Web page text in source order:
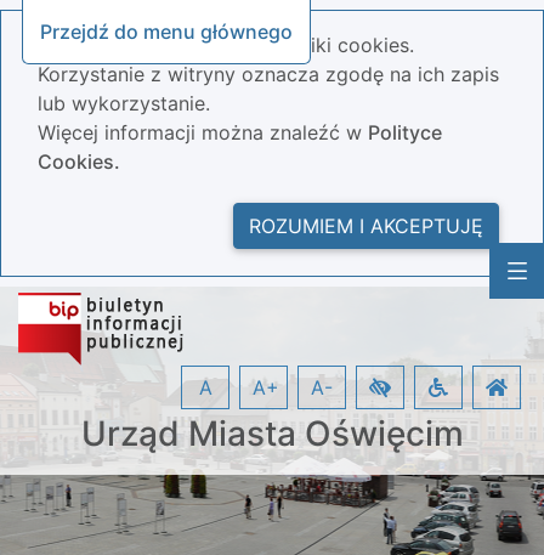
Przejdź do menu głównego
Nasza strona wykorzystuje pliki cookies.
Korzystanie z witryny oznacza zgodę na ich zapis
lub wykorzystanie.
Więcej informacji można znaleźć w Polityce
Cookies.
ROZUMIEM I AKCEPTUJĘ
Urząd Miasta Oświęcim
A A+ A-